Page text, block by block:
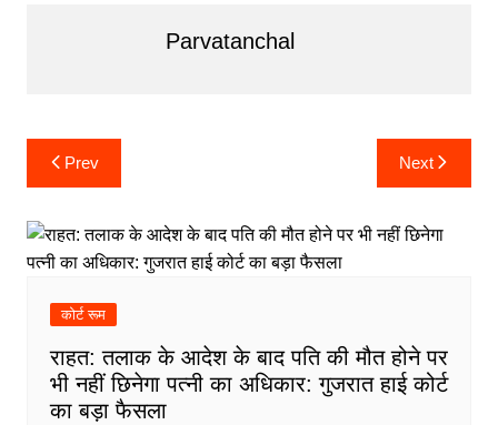
Parvatanchal
Post
navigation
Prev Next
कोर्ट रूम
राहत: तलाक के आदेश के बाद पति की मौत होने पर
भी नहीं छिनेगा पत्नी का अधिकार: गुजरात हाई कोर्ट
का बड़ा फैसला